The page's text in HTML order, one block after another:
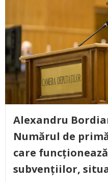
Alexandru
Numărul de
care
subvențiilor,